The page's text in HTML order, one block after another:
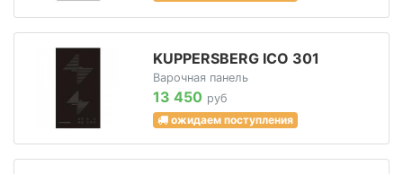
KUPPERSBERG ICO 301
Варочная панель
13 450 руб
ожидаем поступления